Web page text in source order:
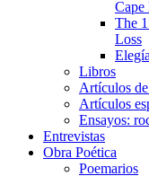
Cape
The
Loss
Libros
Artículos
Artículos
Ensayos:
Entrevistas
Obra Poética
Poemarios